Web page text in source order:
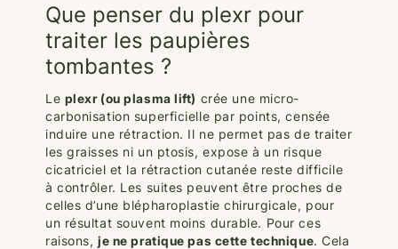
Que penser du plexr pour
traiter les paupières
tombantes ?
Le plexr(ou plasma lift) crée une micro-
carbonisation superficielle par points, censée
induire une rétraction. Il ne permet pas de traiter
les graisses ni un ptosis, expose à un risque
cicatriciel et la rétraction cutanée reste difficile
à contrôler. Les suites peuvent être proches de
celles d’une blépharoplastie chirurgicale, pour
un résultat souvent moins durable. Pour ces
raisons,je ne pratique pas cette technique. Cela